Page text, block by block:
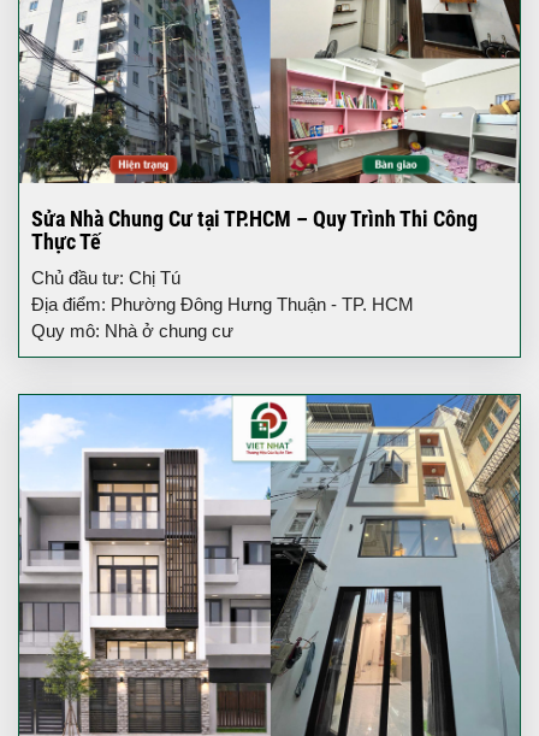
Sửa Nhà Chung Cư tại TP.HCM – Quy Trình Thi Công
Thực Tế
Chủ đầu tư: Chị Tú
Địa điểm: Phường Đông Hưng Thuận - TP. HCM
Quy mô: Nhà ở chung cư